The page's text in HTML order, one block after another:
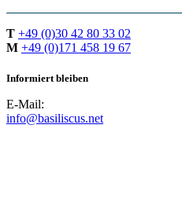
T +49 (0)30 42 80 33 02
M +49 (0)171 458 19 67
Informiert bleiben
E-Mail:
info@basiliscus.net